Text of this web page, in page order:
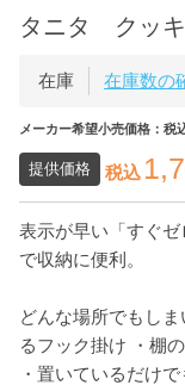
タニタ クッキ
在庫 在庫数の
メーカー希望小売価格：税
提供価格 税込
表示が早い「すぐ
で収納に便利。
どんな場所でもし
るフック掛け ・棚
・置いているだけ